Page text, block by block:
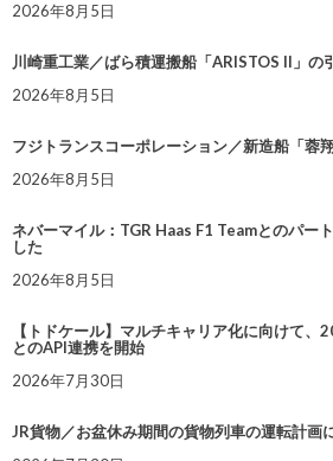
2026年8月5日
川崎重工業／ばら積運搬船「ARISTOS II」の
2026年8月5日
フジトランスコーポレーション／新造船「蓉
2026年8月5日
ネバーマイル：TGR Haas F1 Teamとのパー
した
2026年8月5日
【トドケール】マルチキャリア化に向けて
とのAPI連携を開始
2026年7月30日
JR貨物／お盆休み期間の貨物列車の運転計画